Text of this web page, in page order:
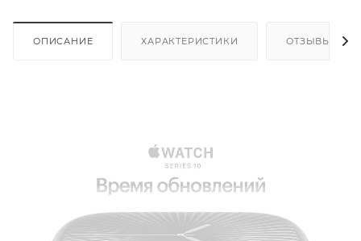
ОПИСАНИЕ ХАРАКТЕРИСТИКИ ОТЗЫВЫ